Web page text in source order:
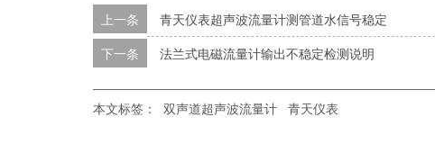
上一条
青天仪表超声波流量计测管道水信号稳定
下一条 法兰式电磁流量计输出不稳定检测说明
本文标签： 双声道超声波流量计 青天仪表